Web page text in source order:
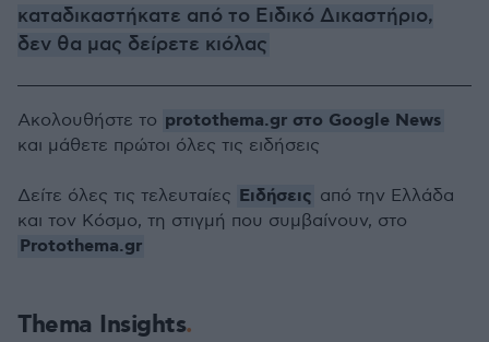
καταδικαστήκατε από το Ειδικό Δικαστήριο,
δεν θα μας δείρετε κιόλας
Thema Insights
Ακολουθήστε το protothema.gr στο Google News
και μάθετε πρώτοι όλες τις ειδήσεις
Δείτε όλες τις τελευταίες Ειδήσεις από την Ελλάδα
και τον Κόσμο, τη στιγμή που συμβαίνουν, στο
Protothema.gr